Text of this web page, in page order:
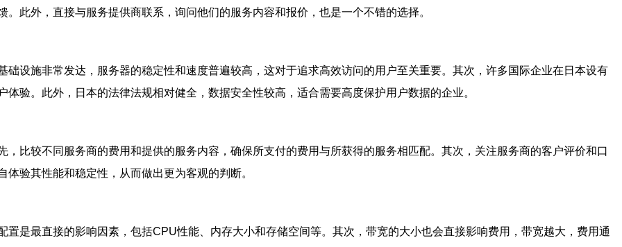
此外，直接与服务提供商联系，询问他们的服务内容和报价，也是一个不错的选择。
设施非常发达，服务器的稳定性和速度普遍较高，这对于追求高效访问的用户至关重要。其次，许多国际企业在日本设有
验。此外，日本的法律法规相对健全，数据安全性较高，适合需要高度保护用户数据的企业。
比较不同服务商的费用和提供的服务内容，确保所支付的费用与所获得的服务相匹配。其次，关注服务商的客户评价和口
验其性能和稳定性，从而做出更为客观的判断。
是最直接的影响因素，包括CPU性能、内存大小和存储空间等。其次，带宽的大小也会直接影响费用，带宽越大，费用通